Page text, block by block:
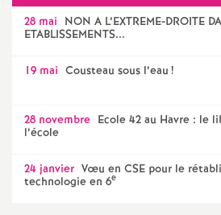
28 mai NON A L’EXTREME-DROITE
ETABLISSEMENTS...
19 mai Cousteau sous l’eau !
28 novembre Ecole 42 au Havre : le
l’école
24 janvier Vœu en CSE pour le
technologie en 6e